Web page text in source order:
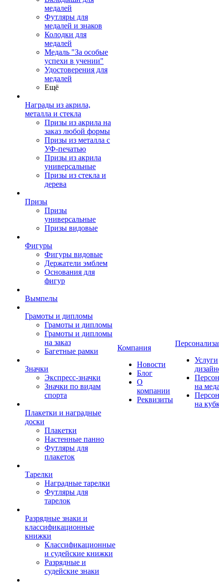
медалей
Футляры для
медалей и знаков
Колодки для
медалей
Медаль "За особые
успехи в учении"
Удостоверения для
медалей
Ещё
Награды из акрила,
металла и стекла
Призы из акрила на
заказ любой формы
Призы из металла с
УФ-печатью
Призы из акрила
универсальные
Призы из стекла и
дерева
Призы
Призы
универсальные
Призы видовые
Фигуры
Фигуры видовые
Держатели эмблем
Основания для
фигур
Вымпелы
Грамоты и дипломы
Грамоты и дипломы
Грамоты и дипломы
на заказ
Багетные рамки
Значки
Экспресс-значки
Значки по видам
спорта
Плакетки и наградные
доски
Плакетки
Настенные панно
Футляры для
плакеток
Тарелки
Наградные тарелки
Футляры для
тарелок
Разрядные знаки и
классификационные
книжки
Классификационные
и судейские книжки
Разрядные и
судейские знаки
Компания
Новости
Блог
О
компании
Реквизиты
Услуги
на
на